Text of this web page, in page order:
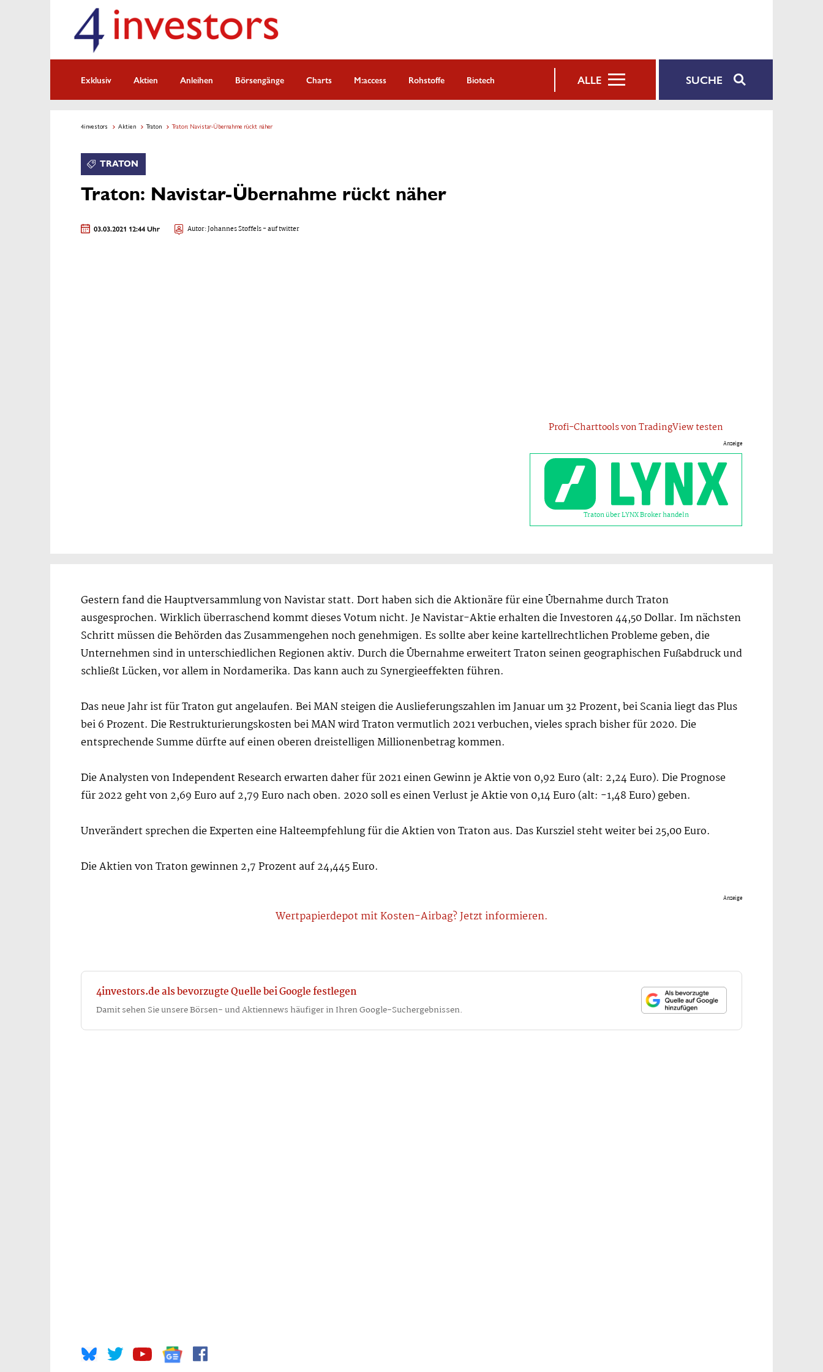
SUCHE
ALLE
Exklusiv Aktien Anleihen Börsengänge Charts M:access Rohstoffe Biotech
4investors Aktien Traton Traton: Navistar-Übernahme rückt näher
TRATON
Traton: Navistar-Übernahme rückt näher
03.03.2021 12:44 Uhr Autor:Johannes Stoffels- auf twitter
Profi-Charttools von TradingView testen
Anzeige
Traton über LYNX Broker handeln
Gestern fand die Hauptversammlung von Navistar statt. Dort haben sich die Aktionäre für eine Übernahme durch Traton
ausgesprochen. Wirklich überraschend kommt dieses Votum nicht. Je Navistar-Aktie erhalten die Investoren 44,50 Dollar. Im nächsten
Schritt müssen die Behörden das Zusammengehen noch genehmigen. Es sollte aber keine kartellrechtlichen Probleme geben, die
Unternehmen sind in unterschiedlichen Regionen aktiv. Durch die Übernahme erweitert Traton seinen geographischen Fußabdruck und
schließt Lücken, vor allem in Nordamerika. Das kann auch zu Synergieeffekten führen.
Das neue Jahr ist für Traton gut angelaufen. Bei MAN steigen die Auslieferungszahlen im Januar um 32 Prozent, bei Scania liegt das Plus
bei 6 Prozent. Die Restrukturierungskosten bei MAN wird Traton vermutlich 2021 verbuchen, vieles sprach bisher für 2020. Die
entsprechende Summe dürfte auf einen oberen dreistelligen Millionenbetrag kommen.
Die Analysten von Independent Research erwarten daher für 2021 einen Gewinn je Aktie von 0,92 Euro (alt: 2,24 Euro). Die Prognose
für 2022 geht von 2,69 Euro auf 2,79 Euro nach oben. 2020 soll es einen Verlust je Aktie von 0,14 Euro (alt: -1,48 Euro) geben.
Unverändert sprechen die Experten eine Halteempfehlung für die Aktien von Traton aus. Das Kursziel steht weiter bei 25,00 Euro.
Die Aktien von Traton gewinnen 2,7 Prozent auf 24,445 Euro.
Anzeige
Wertpapierdepot mit Kosten-Airbag? Jetzt informieren.
4investors.de als bevorzugte Quelle bei Google festlegen
Damit sehen Sie unsere Börsen- und Aktiennews häufiger in Ihren Google-Suchergebnissen.